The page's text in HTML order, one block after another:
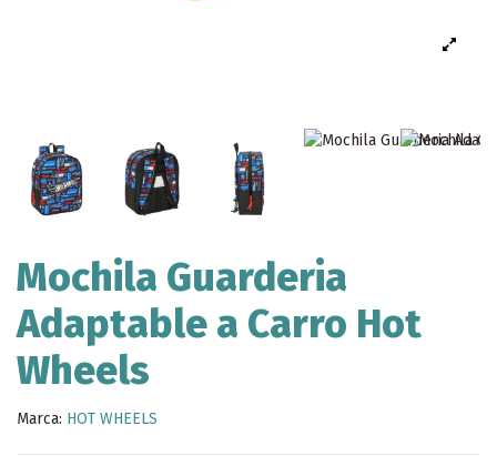
Mochila Guarderia
Adaptable a Carro Hot
Wheels
Marca: HOT WHEELS